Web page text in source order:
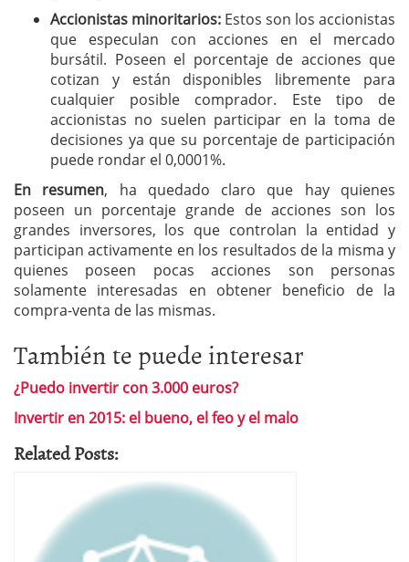
Accionistas minoritarios: Estos son los accionistas
que especulan con acciones en el mercado
bursátil. Poseen el porcentaje de acciones que
cotizan y están disponibles libremente para
cualquier posible comprador. Este tipo de
accionistas no suelen participar en la toma de
decisiones ya que su porcentaje de participación
puede rondar el 0,0001%.
En resumen, ha quedado claro que hay quienes
poseen un porcentaje grande de acciones son los
grandes inversores, los que controlan la entidad y
participan activamente en los resultados de la misma y
quienes poseen pocas acciones son personas
solamente interesadas en obtener beneficio de la
compra-venta de las mismas.
También te puede interesar
¿Puedo invertir con 3.000 euros?
Invertir en 2015: el bueno, el feo y el malo
Related Posts: